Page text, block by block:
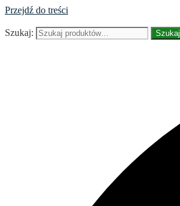
Przejdź do treści
Szukaj: Szukaj